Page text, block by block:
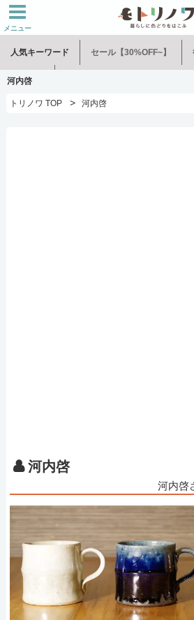
メニュー
人気キーワード セール【30%OFF~】
水谷和音
河内啓
トリノワ TOP > 河内啓
河内啓
河内啓